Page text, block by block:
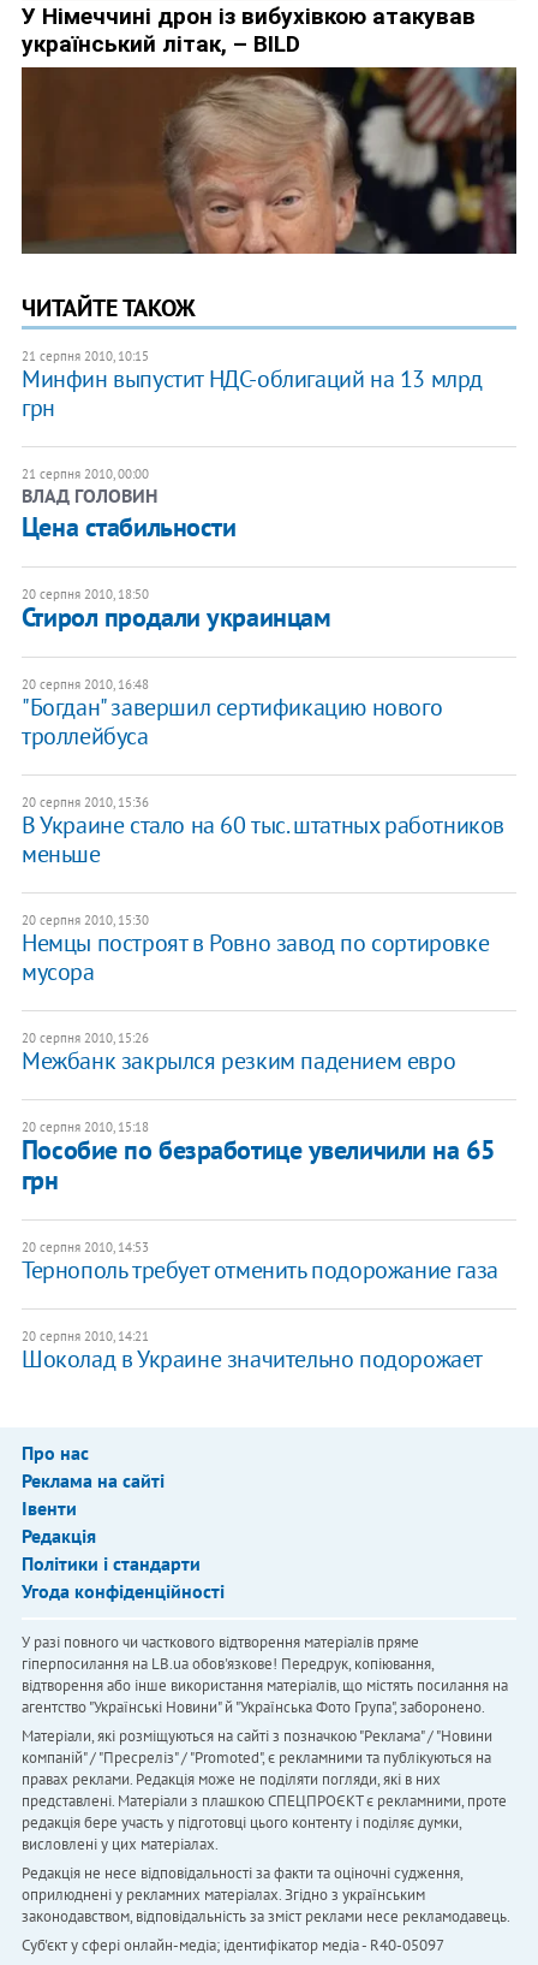
ЧИТАЙТЕ ТАКОЖ
21 серпня 2010, 10:15
Минфин выпустит НДС-облигаций на 13 млрд
грн
21 серпня 2010, 00:00
ВЛАД ГОЛОВИН
​Цена стабильности
20 серпня 2010, 18:50
Стирол продали украинцам
20 серпня 2010, 16:48
"Богдан" завершил сертификацию нового
троллейбуса
20 серпня 2010, 15:36
В Украине стало на 60 тыс. штатных работников
меньше
20 серпня 2010, 15:30
Немцы построят в Ровно завод по сортировке
мусора
20 серпня 2010, 15:26
Межбанк закрылся резким падением евро
20 серпня 2010, 15:18
Пособие по безработице увеличили на 65
грн
20 серпня 2010, 14:53
Тернополь требует отменить подорожание газа
20 серпня 2010, 14:21
Шоколад в Украине значительно подорожает
Про нас
Реклама на сайті
Івенти
Редакція
Політики і стандарти
Угода конфіденційності
У разі повного чи часткового відтворення матеріалів пряме
гіперпосилання на LB.ua обов'язкове! Передрук, копіювання,
відтворення або інше використання матеріалів, що містять посилання на
агентство "Українськi Новини" й "Українська Фото Група", заборонено.
Матеріали, які розміщуються на сайті з позначкою "Реклама" / "Новини
компаній" / "Пресреліз" / "Promoted", є рекламними та публікуються на
правах реклами. Редакція може не поділяти погляди, які в них
представлені. Матеріали з плашкою СПЕЦПРОЄКТ є рекламними, проте
редакція бере участь у підготовці цього контенту і поділяє думки,
висловлені у цих матеріалах.
Редакція не несе відповідальності за факти та оціночні судження,
оприлюднені у рекламних матеріалах. Згідно з українським
законодавством, відповідальність за зміст реклами несе рекламодавець.
Cуб'єкт у сфері онлайн-медіа; ідентифікатор медіа - R40-05097